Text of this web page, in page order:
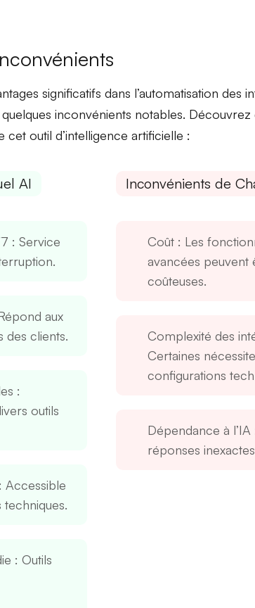
significatifs dans l’automatisation des
inconvénients notables. Découvrez
outil d’intelligence artificielle :
AI
: Service
aux
des clients.
:
outils
: Accessible
: Outils
Inconvénients de
Coût: Les
avancées peuvent
coûteuses.
Complexité des
Certaines
configurations
Dépendance à l’IA
réponses